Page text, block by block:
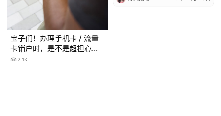
宝子们！办理手机卡 / 流量
卡销户时，是不是超担心当
月月租白扣？😫 今天整理了
2.1K